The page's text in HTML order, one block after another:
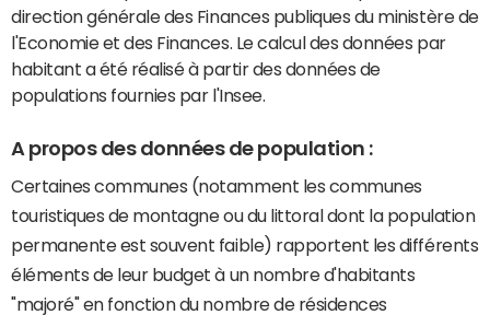
direction générale des Finances publiques du ministère de
l'Economie et des Finances. Le calcul des données par
habitant a été réalisé à partir des données de
populations fournies par l'Insee.
A propos des données de population :
Certaines communes (notamment les communes
touristiques de montagne ou du littoral dont la population
permanente est souvent faible) rapportent les différents
éléments de leur budget à un nombre d'habitants
"majoré" en fonction du nombre de résidences